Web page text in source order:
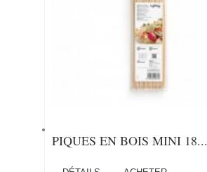
PIQUES EN BOIS MINI 18...